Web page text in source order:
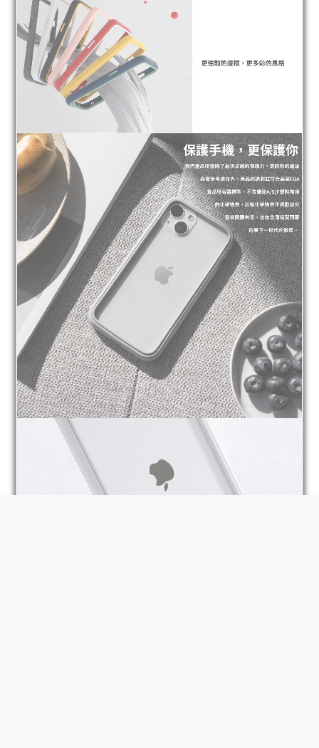
BUY NOW